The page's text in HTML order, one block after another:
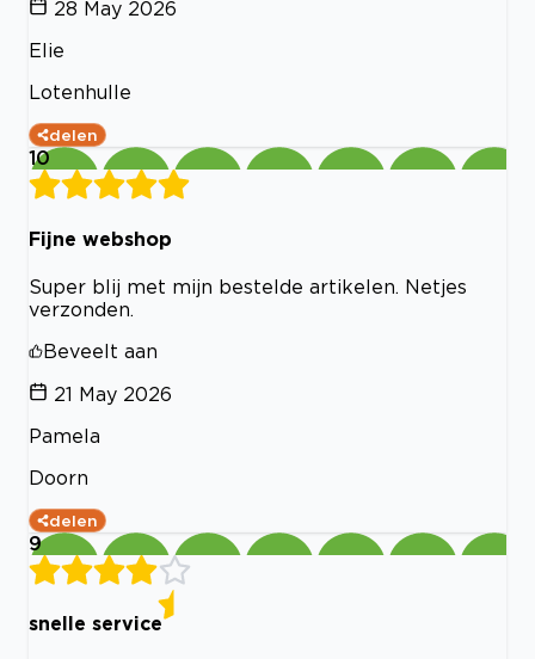
28 May 2026
Elie
Lotenhulle
delen
10
Fijne webshop
Super blij met mijn bestelde artikelen. Netjes
verzonden.
Beveelt aan
21 May 2026
Pamela
Doorn
delen
9
snelle service